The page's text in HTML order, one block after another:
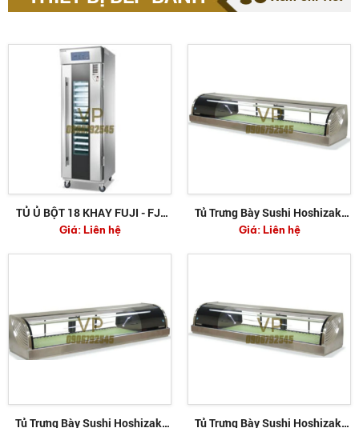
TỦ Ủ BỘT 18 KHAY FUJI - FJ-
P18D
Giá:Liên hệ
Tủ Trưng Bày Sushi Hoshizaki
HNC-210BE-L-S
Giá:Liên hệ
Tủ Trưng Bày Sushi Hoshizaki
Tủ Trưng Bày Sushi Hoshizaki